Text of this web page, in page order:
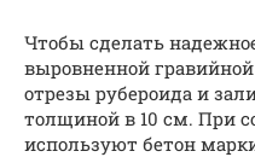
Чтобы сделать
выровненной
отрезы рубероида и
толщиной в 10 см. При
используют бетон